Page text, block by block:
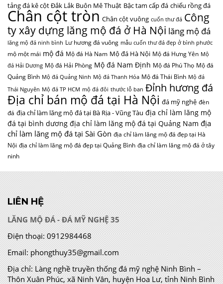
tảng đá kê cột Đắk Lắk Buôn Mê Thuật Bậc tam cấp đá chiếu rồng đá
Chân cột tròn Chân cột vuông cuốn thư đá Công
ty xây dựng lăng mộ đá ở Hà Nội lăng mộ đá
lăng mộ đá ninh bình Lư hương đá vuông mẫu cuốn thư đá đẹp ở bình phước
mộ một mái mộ đá Mộ đá Hà Nam Mộ đá Hà Nội Mộ đá Hưng Yên Mộ
đá Hải Dương Mộ đá Hải Phòng Mộ đá Nam Định Mộ đá Phú Thọ Mộ đá
Quảng Bình Mộ đá Quảng Ninh Mộ đá Thanh Hóa Mộ đá Thái Bình Mộ đá
Thái Nguyên Mộ đá TP HCM mộ đá đôi thước lỗ ban Đỉnh hương đá
Địa chỉ bán mộ đá tại Hà Nội đá mỹ nghệ đèn
đá địa chỉ làm lăng mộ đá tại Bà Rịa - Vũng Tàu địa chỉ làm lăng mộ
đá tại bình dương địa chỉ làm lăng mộ đá tại Quảng Nam địa
chỉ làm lăng mộ đá tại Sài Gòn địa chỉ làm lăng mộ đá đẹp tại Hà
Nội địa chỉ làm lăng mộ đá đẹp tại Quảng Bình địa chỉ làm lăng mộ đá ở tây
ninh
LIÊN HỆ
LĂNG MỘ ĐÁ - ĐÁ MỸ NGHỆ 35
Điện thoại: 0912984468
Email: phongthuy35@gmail.com
Địa chỉ:Làng nghề truyền thống đá mỹ nghệ Ninh Bình –
Thôn Xuân Phúc, xã Ninh Vân, huyện Hoa Lư, tỉnh Ninh Bình